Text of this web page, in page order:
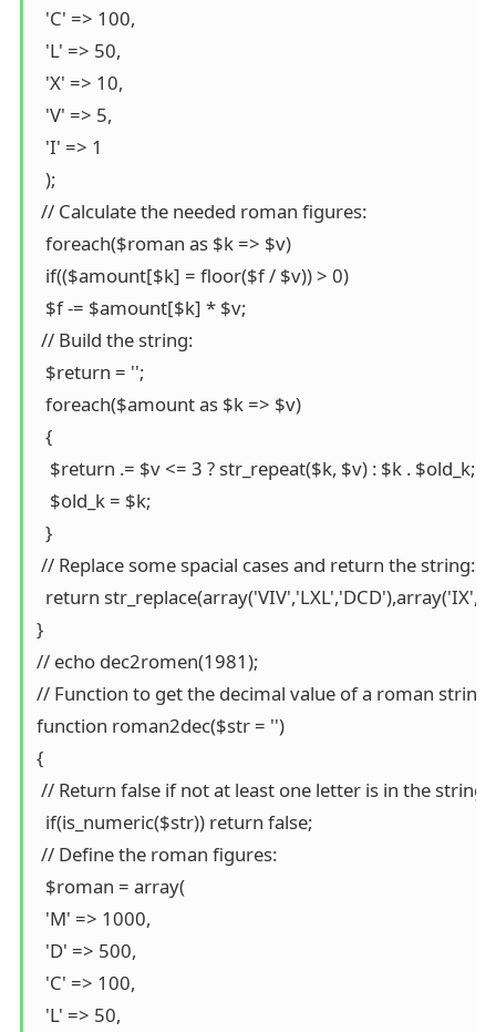
  'C' => 100,
  'L' => 50,
  'X' => 10,
  'V' => 5,
  'I' => 1
  );
// Calculate the needed roman figures:
  foreach($roman as $k => $v)
  if(($amount[$k] = floor($f / $v)) > 0)
  $f -= $amount[$k] * $v;
// Build the string:
  $return = '';
  foreach($amount as $k => $v)
  {
   $return .= $v <= 3 ? str_repeat($k, $v) : $k . $old_k;
   $old_k = $k;
  }
// Replace some spacial cases and return the string:
return
}
// echo dec2romen(1981);
// Function to get the decimal value of a roman string:
function roman2dec($str = '')
{
// Return false if not at least one letter is in the string:
  if(is_numeric($str)) return false;
// Define the roman figures:
  $roman = array(
  'M' => 1000,
  'D' => 500,
  'C' => 100,
  'L' => 50,